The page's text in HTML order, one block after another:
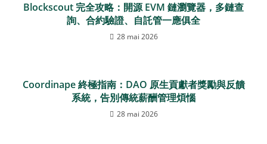
Blockscout 完全攻略：開源 EVM 鏈瀏覽器，多鏈查
詢、合約驗證、自託管一應俱全
28 mai 2026
Coordinape 終極指南：DAO 原生貢獻者獎勵與反饋
系統，告別傳統薪酬管理煩惱
28 mai 2026